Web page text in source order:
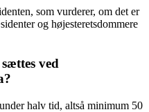
som vurderer, om det er
og højesteretsdommere
ved
halv tid, altså minimum 50